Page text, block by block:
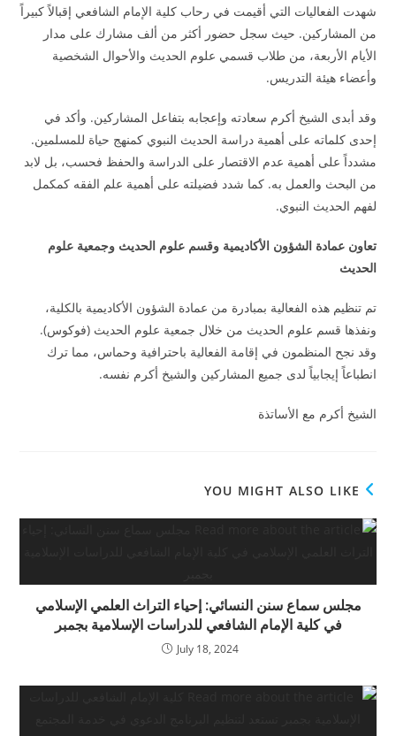
شهدت الفعاليات التي أقيمت في رحاب كلية الإمام الشافعي إقبالاً كبيراً
من المشاركين. حيث سجل حضور أكثر من ألف مشارك على مدار
الأيام الأربعة، من طلاب قسمي علوم الحديث والأحوال الشخصية
وأعضاء هيئة التدريس.
وقد أبدى الشيخ أكرم سعادته وإعجابه بتفاعل المشاركين. وأكد في
إحدى كلماته على أهمية دراسة الحديث النبوي كمنهج حياة للمسلمين.
مشدداً على أهمية عدم الاقتصار على الدراسة والحفظ فحسب، بل لابد
من البحث والعمل به. كما شدد فضيلته على أهمية علم الفقه كمكمل
لفهم الحديث النبوي.
تعاون عمادة الشؤون الأكاديمية وقسم علوم الحديث وجمعية علوم
الحديث
تم تنظيم هذه الفعالية بمبادرة من عمادة الشؤون الأكاديمية بالكلية،
ونفذها قسم علوم الحديث من خلال جمعية علوم الحديث (فوكوس).
وقد نجح المنظمون في إقامة الفعالية باحترافية وحماس، مما ترك
انطباعاً إيجابياً لدى جميع المشاركين والشيخ أكرم نفسه.
الشيخ أكرم مع الأساتذة
YOU MIGHT ALSO LIKE
مجلس سماع سنن النسائي: إحياء التراث العلمي الإسلامي
في كلية الإمام الشافعي للدراسات الإسلامية بجمبر
July 18, 2024